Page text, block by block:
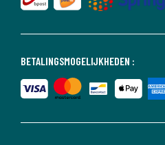
BETALINGSMOGELIJKHEDEN :